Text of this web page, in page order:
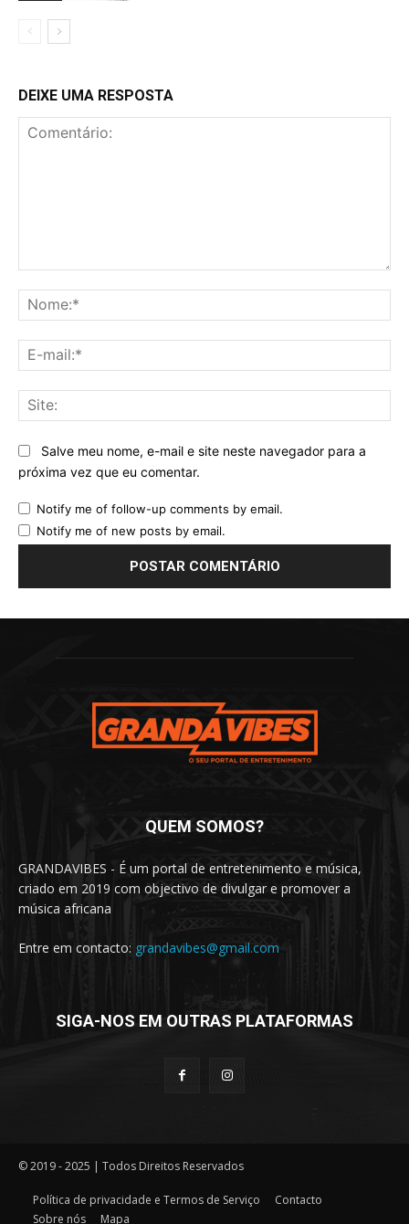
DEIXE UMA RESPOSTA
Salve meu nome, e-mail e site neste navegador para a
próxima vez que eu comentar.
Notify me of follow-up comments by email.
Notify me of new posts by email.
QUEM SOMOS?
GRANDAVIBES - É um portal de entretenimento e música,
criado em 2019 com objectivo de divulgar e promover a
música africana
Entre em contacto: grandavibes@gmail.com
SIGA-NOS EM OUTRAS PLATAFORMAS
© 2019 - 2025 | Todos Direitos Reservados
Política de privacidade e Termos de Serviço
Contacto
Sobre nós
Mapa